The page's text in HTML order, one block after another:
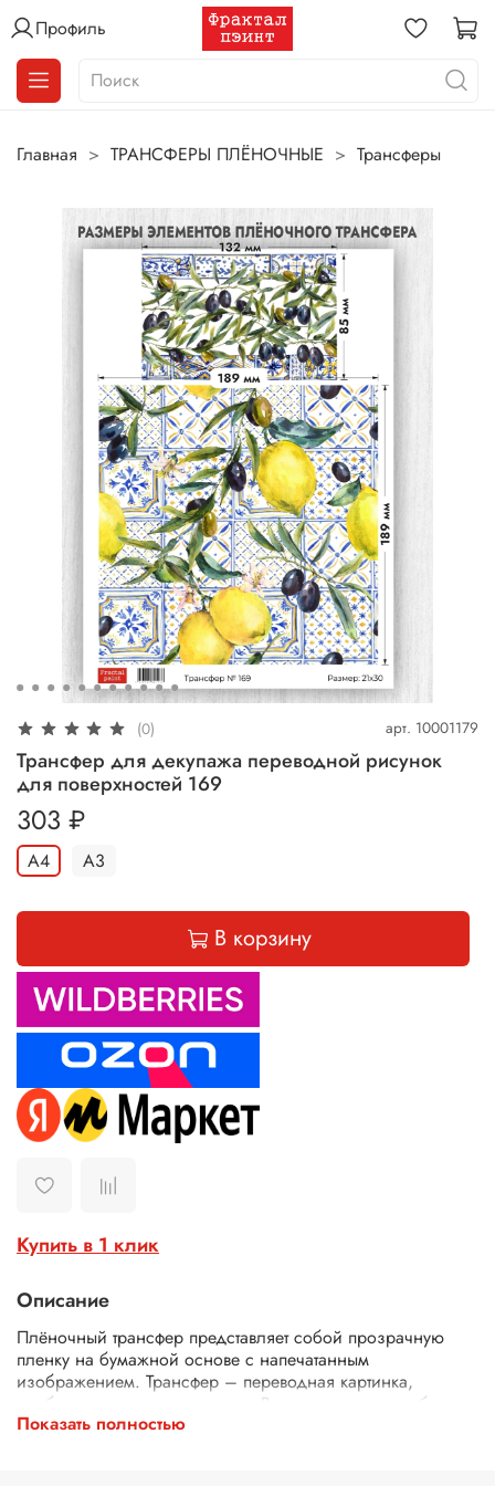
Профиль
Главная ТРАНСФЕРЫ ПЛЁНОЧНЫЕ Трансферы
(0) арт. 10001179
Трансфер для декупажа переводной рисунок
для поверхностей 169
303 ₽
А4 А3
В корзину
Купить в 1 клик
Описание
Плёночный трансфер представляет собой прозрачную
пленку на бумажной основе с напечатанным
изображением. Трансфер – переводная картинка,
изображение, с его помощью Ваше изделие приобретет
неповторимость и уникальность. Трансферной бумагой
Показать полностью